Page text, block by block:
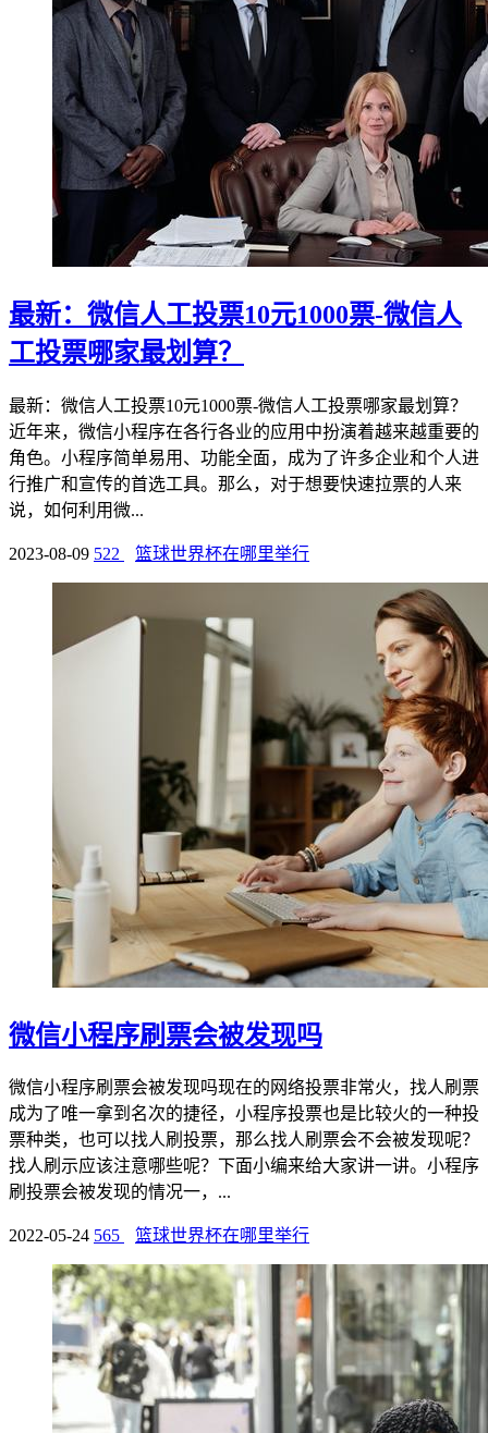
最新：微信人工投票10元1000票-微信人
工投票哪家最划算？
最新：微信人工投票10元1000票-微信人工投票哪家最划算？
近年来，微信小程序在各行各业的应用中扮演着越来越重要的
角色。小程序简单易用、功能全面，成为了许多企业和个人进
行推广和宣传的首选工具。那么，对于想要快速拉票的人来
说，如何利用微...
2023-08-09 522 篮球世界杯在哪里举行
微信小程序刷票会被发现吗
微信小程序刷票会被发现吗现在的网络投票非常火，找人刷票
成为了唯一拿到名次的捷径，小程序投票也是比较火的一种投
票种类，也可以找人刷投票，那么找人刷票会不会被发现呢？
找人刷示应该注意哪些呢？下面小编来给大家讲一讲。小程序
刷投票会被发现的情况一，...
2022-05-24 565 篮球世界杯在哪里举行